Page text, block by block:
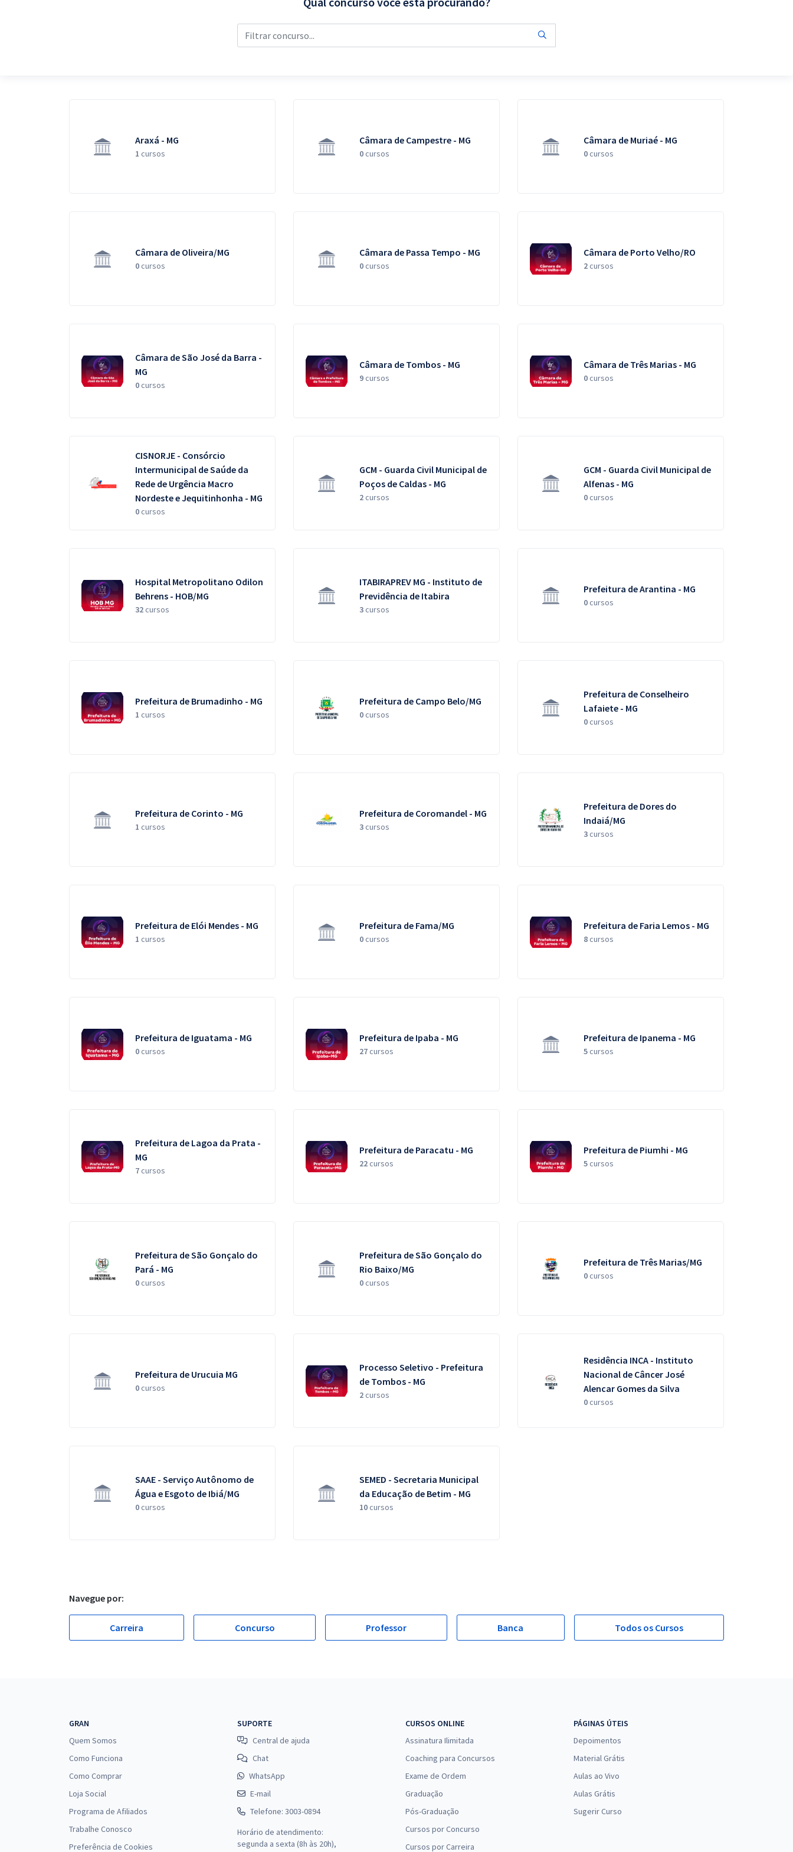
Araxá - MG
1 cursos
Câmara de Campestre - MG
0cursos
Câmara de Muriaé - MG
0cursos
Câmara de Oliveira/MG
0cursos
Câmara de Passa Tempo - MG
0cursos
Câmara de Porto Velho/RO
2cursos
Câmara de São José da Barra -
MG
0cursos
Câmara de Tombos - MG
9cursos
Câmara de Três Marias - MG
0cursos
CISNORJE - Consórcio
Intermunicipal de Saúde da
Rede de Urgência Macro
Nordeste e Jequitinhonha - MG
0cursos
GCM - Guarda Civil Municipal de
Poços de Caldas - MG
2cursos
GCM - Guarda Civil Municipal de
Alfenas - MG
0cursos
Hospital Metropolitano Odilon
Behrens - HOB/MG
32cursos
ITABIRAPREV MG - Instituto de
Previdência de Itabira
3cursos
Prefeitura de Arantina - MG
0cursos
Prefeitura de Brumadinho - MG
1 cursos
Prefeitura de Campo Belo/MG
0cursos
Prefeitura de Conselheiro
Lafaiete - MG
0cursos
Prefeitura de Corinto - MG
1 cursos
Prefeitura de Coromandel - MG
3cursos
Prefeitura de Dores do
Indaiá/MG
3cursos
Prefeitura de Elói Mendes - MG
1 cursos
Prefeitura de Fama/MG
0cursos
Prefeitura de Faria Lemos - MG
8cursos
Prefeitura de Iguatama - MG
0cursos
Prefeitura de Ipaba - MG
27cursos
Prefeitura de Ipanema - MG
5cursos
Prefeitura de Lagoa da Prata -
MG
7cursos
Prefeitura de Paracatu - MG
22cursos
Prefeitura de Piumhi - MG
5cursos
Prefeitura de São Gonçalo do
Pará - MG
0cursos
Prefeitura de São Gonçalo do
Rio Baixo/MG
0cursos
Prefeitura de Três Marias/MG
0cursos
Prefeitura de Urucuia MG
0cursos
Processo Seletivo - Prefeitura
de Tombos - MG
2cursos
Residência INCA - Instituto
Nacional de Câncer José
Alencar Gomes da Silva
0cursos
SAAE - Serviço Autônomo de
Água e Esgoto de Ibiá/MG
0cursos
SEMED - Secretaria Municipal
da Educação de Betim - MG
10cursos
Navegue por:
Carreira Concurso Professor Banca Todos os Cursos
GRAN
Quem Somos
Como Funciona
Como Comprar
Loja Social
Programa de Afiliados
Trabalhe Conosco
Preferência de Cookies
SUPORTE
Central de ajuda
Chat
WhatsApp
E-mail
Telefone: 3003-0894
Horário de atendimento:
segunda a sexta (8h às 20h),
CURSOS ONLINE
Assinatura Ilimitada
Coaching para Concursos
Exame de Ordem
Graduação
Pós-Graduação
Cursos por Concurso
Cursos por Carreira
PÁGINAS ÚTEIS
Depoimentos
Material Grátis
Aulas ao Vivo
Aulas Grátis
Sugerir Curso